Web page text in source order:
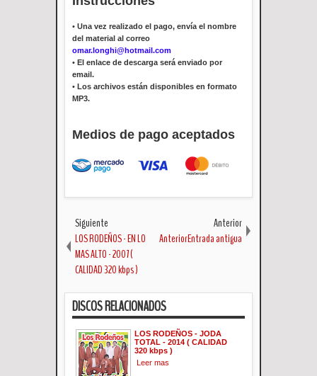
• Una vez realizado el pago, envía el nombre
del material al correo
omar.longhi@hotmail.com
• El enlace de descarga será enviado por
email.
• Los archivos están disponibles en formato
MP3.
Medios de pago aceptados
Siguiente
LOS RODEÑOS - EN LO
MAS ALTO - 2007 (
CALIDAD 320 kbps )
Anterior
AnteriorEntrada antigua
DISCOS RELACIONADOS
LOS RODEÑOS - JODA
TOTAL - 2014 ( CALIDAD
320 kbps )
Leer mas